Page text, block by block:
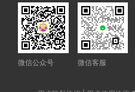
微信公众号 微信客服